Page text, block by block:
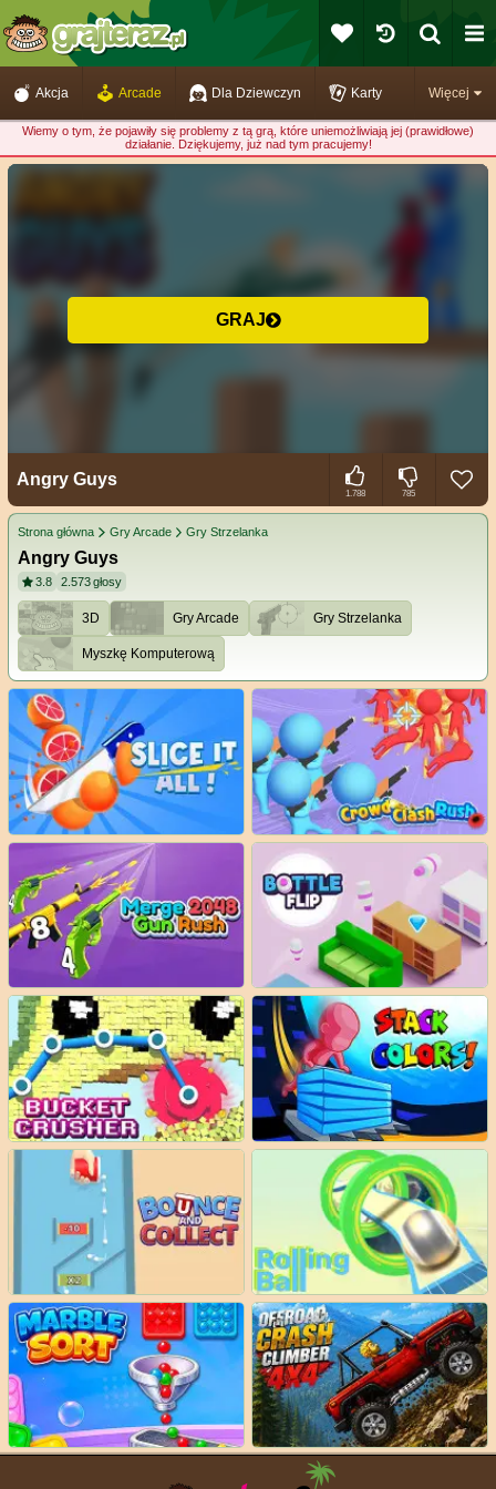
Więcej
Akcja Arcade Dla Dziewczyn Karty
Wiemy o tym, że pojawiły się problemy z tą grą, które uniemożliwiają jej (prawidłowe)
działanie. Dziękujemy, już nad tym pracujemy!
GRAJ
Angry Guys
1.788 785
Strona główna Gry Arcade Gry Strzelanka
Angry Guys
3.8 2.573głosy
3D Gry Arcade Gry Strzelanka
Myszkę Komputerową